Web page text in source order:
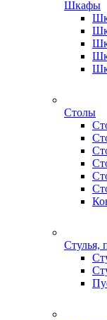
Шкафы
Столы
Стулья,